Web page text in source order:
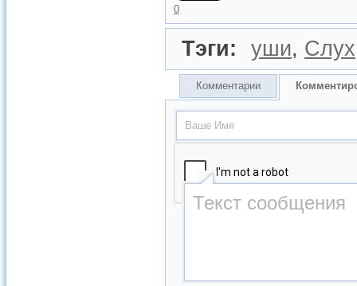
0
Тэги: уши, Слух
Комментарии